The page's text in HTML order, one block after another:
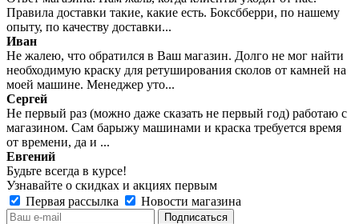
Правила доставки такие, какие есть. Боксбберри, по нашему
опыту, по качеству доставки...
Иван
Не жалею, что обратился в Ваш магазин. Долго не мог найти
необходимую краску для ретуширования сколов от камней на
моей машине. Менеджер уто...
Сергей
Не первый раз (можно даже сказать не первый год) работаю с
магазином. Сам барыжу машинами и краска требуется время
от времени, да и ...
Евгений
Будьте всегда в курсе!
Узнавайте о скидках и акциях первым
Первая рассылка
Новости магазина